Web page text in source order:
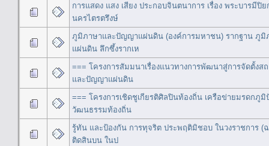
การแสดง แสง เสียง ประกอบจินตนาการ เรื่อง พระบารมีปิ
นครไตรตรึงษ์
ภูมิภาษาและปัญญาแผ่นดิน (องค์การมหาชน) รากฐาน ภู
แผ่นดิน ลึกซึ้งรากเห
=== โครงการสัมมนาเรื่องแนวทางการพัฒนาสู่การจัดตั้งส
และปัญญาแผ่นดิน
=== โครงการเชิดชูเกียรติศิลปินท้องถิ่น เครือข่ายมรดกภู
วัฒนธรรมท้องถิ่น
รู้ทัน และป้องกัน การทุจริต ประพฤติมิชอบ ในวงราชการ (
ติดสินบน ในป